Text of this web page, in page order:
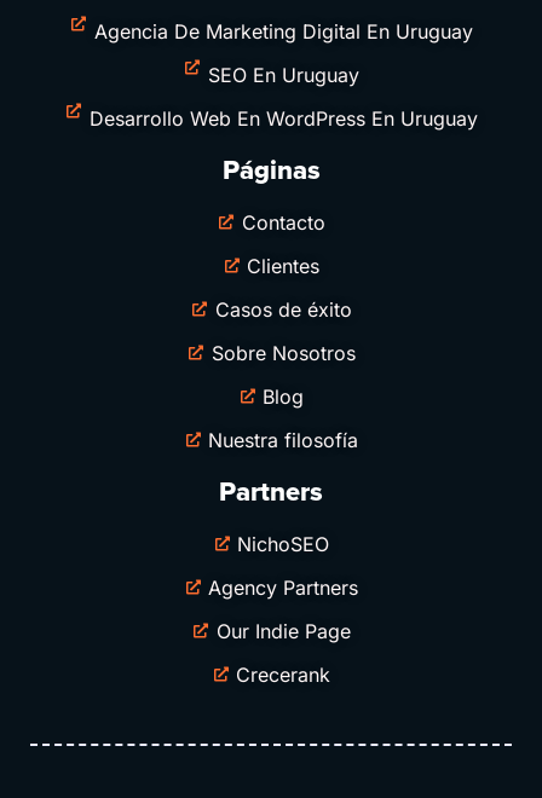
Agencia De Marketing Digital En Uruguay
SEO En Uruguay
Desarrollo Web En WordPress En Uruguay
Páginas
Contacto
Clientes
Casos de éxito
Sobre Nosotros
Blog
Nuestra filosofía
Partners
NichoSEO
Agency Partners
Our Indie Page
Crecerank